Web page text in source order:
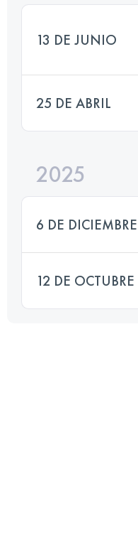
13 DE JUNIO
25 DE ABRIL
2025
6 DE DICIEMBRE
12 DE OCTUBRE